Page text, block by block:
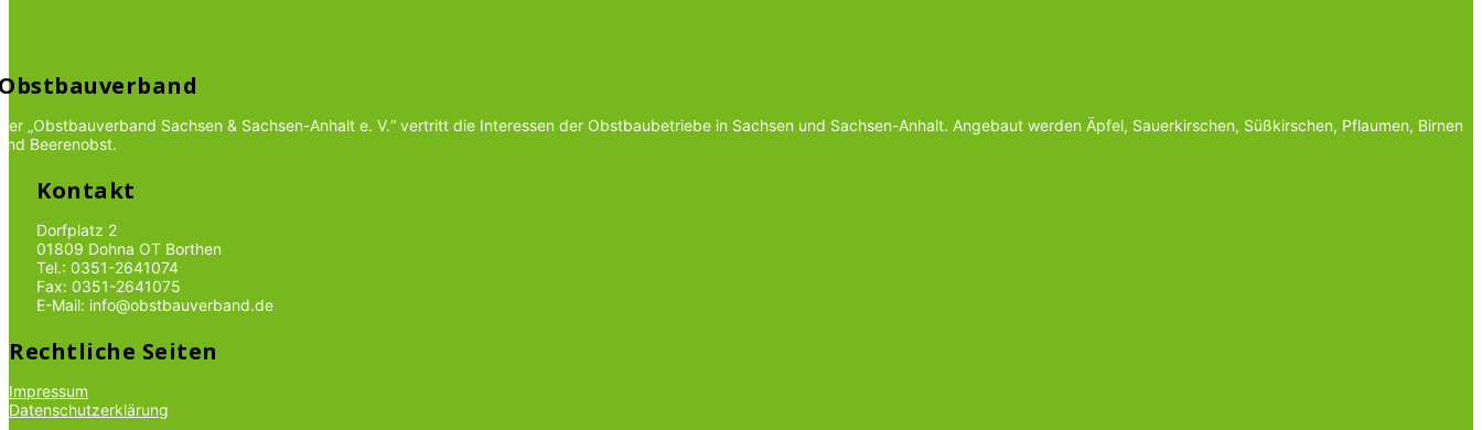
„Obstbauverband Sachsen & Sachsen-Anhalt e. V.“ vertritt die Interessen der Obstbaubetriebe in Sachsen und Sachsen-Anhalt. Angebaut werden Äpfel, Sauerkirschen, Süßkirschen, Pflaumen, Birnen
Beerenobst.
Kontakt
Dorfplatz 2
01809 Dohna OT Borthen
Tel.: 0351-2641074
Fax: 0351-2641075
E-Mail: info@obstbauverband.de
Rechtliche Seiten
Impressum
Datenschutzerklärung